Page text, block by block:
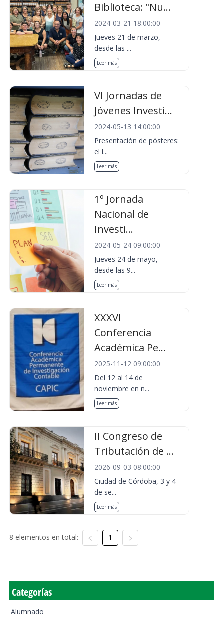
Biblioteca: "Nu...
2024-03-21 18:00:00
Jueves 21 de marzo,
desde las ...
Leer más
VI Jornadas de
Jóvenes Investi...
2024-05-13 14:00:00
Presentación de pósteres:
el l...
Leer más
1º Jornada
Nacional de
Investi...
2024-05-24 09:00:00
Jueves 24 de mayo,
desde las 9...
Leer más
XXXVI
Conferencia
Académica Pe...
2025-11-12 09:00:00
Del 12 al 14 de
noviembre en n...
Leer más
II Congreso de
Tributación de ...
2026-09-03 08:00:00
Ciudad de Córdoba, 3 y 4
de se...
Leer más
8 elementos en total: 1
Categorías
Alumnado